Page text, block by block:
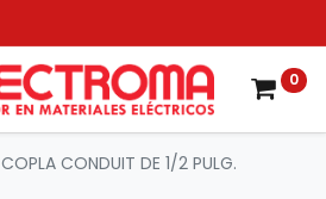
0
COPLA CONDUIT DE 1/2 PULG.